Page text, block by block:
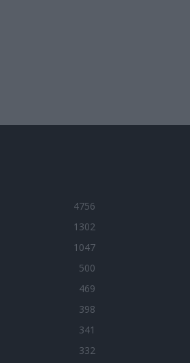
4756
1302
1047
500
469
398
341
332